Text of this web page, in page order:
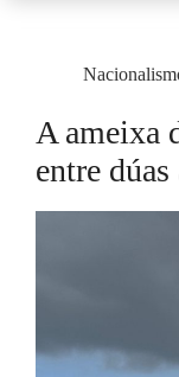
A ameixa
entre dúas